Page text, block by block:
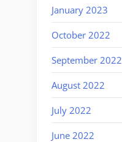
January 2023
October 2022
September 2022
August 2022
July 2022
June 2022